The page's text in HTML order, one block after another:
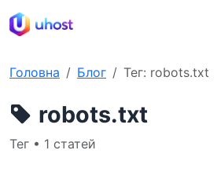
Головна Блог Тег: robots.txt
robots.txt
Тег • 1 статей